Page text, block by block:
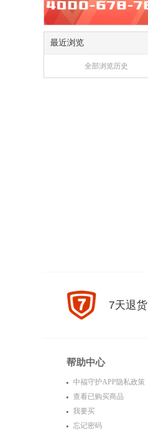
最近浏览
全部浏览历史
7天退货
帮助中心
中福守护APP隐私政策
查看已购买商品
我要买
忘记密码